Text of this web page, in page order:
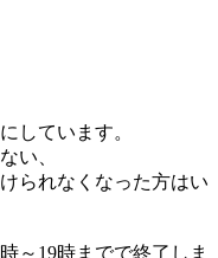
しています。
い、
られなくなった方はい
～19時までで終了しま